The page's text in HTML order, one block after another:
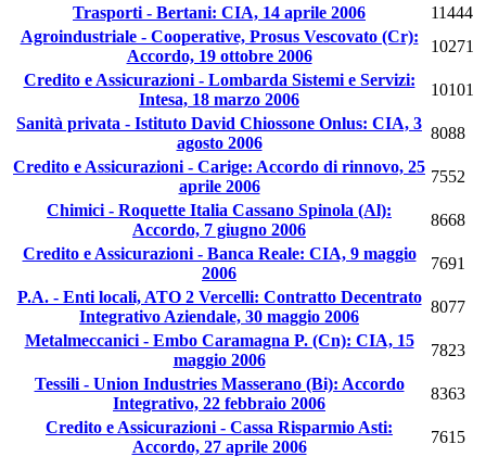
Trasporti - Bertani: CIA, 14 aprile 2006
11444
Agroindustriale - Cooperative, Prosus Vescovato (Cr):
Accordo, 19 ottobre 2006
10271
Credito e Assicurazioni - Lombarda Sistemi e Servizi:
Intesa, 18 marzo 2006
10101
Sanità privata - Istituto David Chiossone Onlus: CIA, 3
agosto 2006
8088
Credito e Assicurazioni - Carige: Accordo di rinnovo, 25
aprile 2006
7552
Chimici - Roquette Italia Cassano Spinola (Al):
Accordo, 7 giugno 2006
8668
Credito e Assicurazioni - Banca Reale: CIA, 9 maggio
2006
7691
P.A. - Enti locali, ATO 2 Vercelli: Contratto Decentrato
Integrativo Aziendale, 30 maggio 2006
8077
Metalmeccanici - Embo Caramagna P. (Cn): CIA, 15
maggio 2006
7823
Tessili - Union Industries Masserano (Bi): Accordo
Integrativo, 22 febbraio 2006
8363
Credito e Assicurazioni - Cassa Risparmio Asti:
Accordo, 27 aprile 2006
7615